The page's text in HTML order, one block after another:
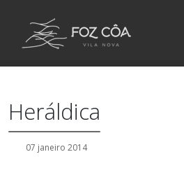
Heráldica
07 janeiro 2014